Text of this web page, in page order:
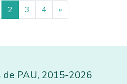
2 3 4 »
de PAU, 2015-2026